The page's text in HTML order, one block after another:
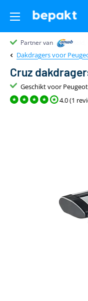
22.00uur
Partner van
Partner van
Klantenbeoordeling 9.4
Dakdragers voor
Cruz
Geschikt voor
4.0 (1